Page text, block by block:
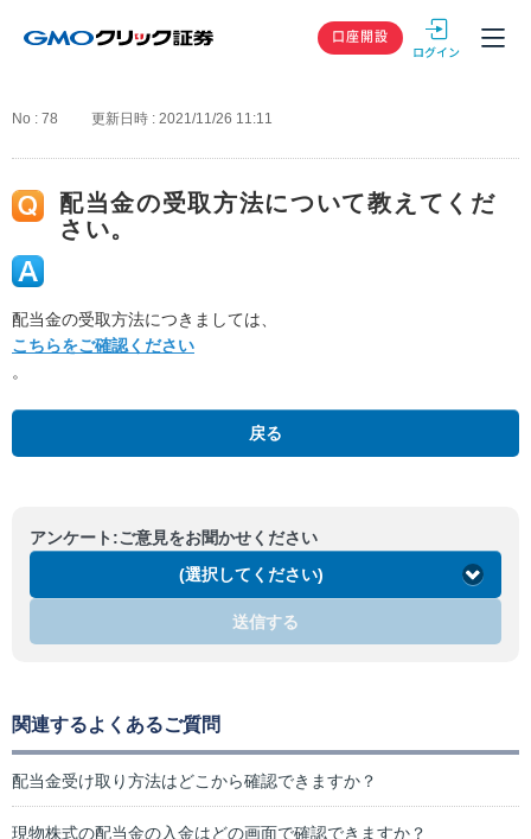
GMOクリック
口座開設
No : 78 更新日時 : 2021/11/26 11:11
配当金の受取方法について教えてくだ
さい。
配当金の受取方法につきましては、
こちらをご確認ください
。
戻る
アンケート:ご意見をお聞かせください
(選択してください)
送信する
関連するよくあるご質問
配当金受け取り方法はどこから確認できますか？
現物株式の配当金の入金はどの画面で確認できますか？